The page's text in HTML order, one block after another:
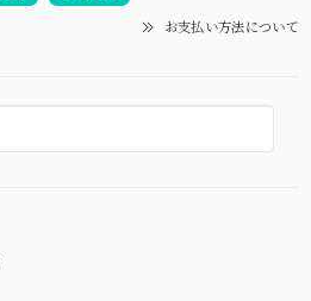
お支払い方法について